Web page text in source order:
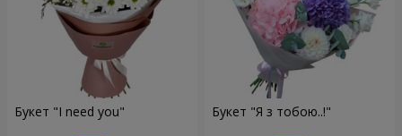
Букет "I need you" Букет "Я з тобою..!"